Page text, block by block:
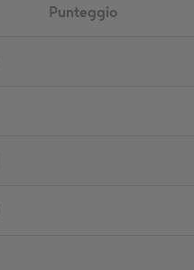
Punteggio